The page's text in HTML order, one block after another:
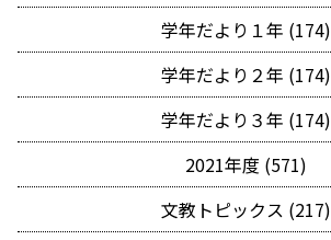
学年だより１年 (174)
学年だより２年 (174)
学年だより３年 (174)
2021年度 (571)
文教トピックス (217)